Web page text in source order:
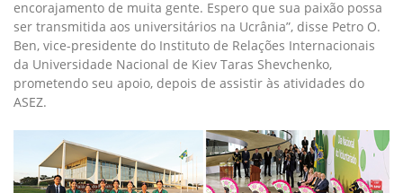
encorajamento de muita gente. Espero que sua paixão possa
ser transmitida aos universitários na Ucrânia”, disse Petro O.
Ben, vice-presidente do Instituto de Relações Internacionais
da Universidade Nacional de Kiev Taras Shevchenko,
prometendo seu apoio, depois de assistir às atividades do
ASEZ.